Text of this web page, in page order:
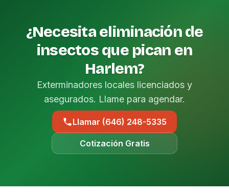
¿Necesita eliminación de
insectos que pican en
Harlem?
Exterminadores locales licenciados y
asegurados. Llame para agendar.
Llamar (646) 248-5335
Cotización Gratis